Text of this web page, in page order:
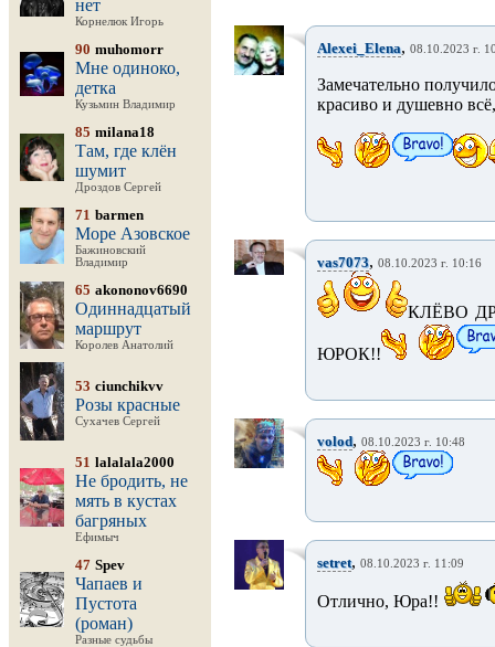
нет
Корнелюк Игорь
90 muhomorr
Мне одиноко,
детка
Кузьмин Владимир
85 milana18
Там, где клён
шумит
Дроздов Сергей
71 barmen
Море Азовское
Бажиновский
Владимир
65 akononov6690
Одиннадцатый
маршрут
Королев Анатолий
53 ciunchikvv
Розы красные
Сухачев Сергей
51 lalalala2000
Не бродить, не
мять в кустах
багряных
Ефимыч
47 Spev
Чапаев и
Пустота
(роман)
Разные судьбы
Alexei_Elena, 08.10.2023 г.
Замечательно
красиво и душевно
vas7073, 08.10.2023 г. 10:16
КЛЁВО
ЮРОК!!
volod, 08.10.2023 г. 10:48
setret, 08.10.2023 г. 11:09
Отлично, Юра!!